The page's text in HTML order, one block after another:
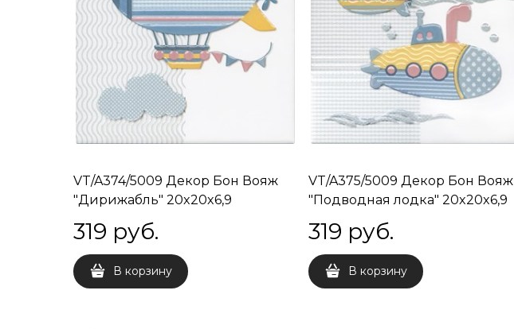
VT/A374/5009 Декор Бон Вояж
"Дирижабль" 20x20x6,9
319 руб.
В корзину
VT/A375/5009 Декор Бон Вояж
"Подводная лодка" 20x20x6,9
319 руб.
В корзину